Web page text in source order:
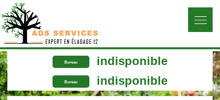
Bureau indisponible
Bureau indisponible